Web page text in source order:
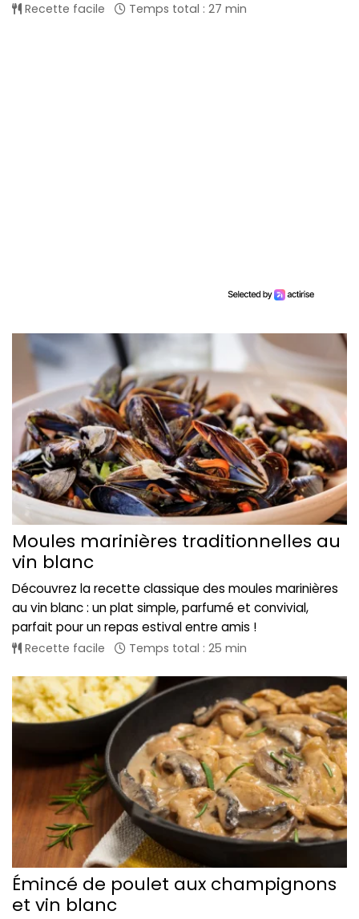
Recette facile Temps total : 27 min
Moules marinières traditionnelles au
vin blanc
Découvrez la recette classique des moules marinières
au vin blanc : un plat simple, parfumé et convivial,
parfait pour un repas estival entre amis !
Recette facile Temps total : 25 min
Émincé de poulet aux champignons
et vin blanc